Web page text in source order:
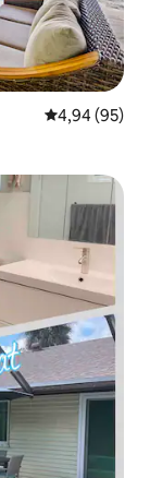
4,94 de uma
4,94 (95)